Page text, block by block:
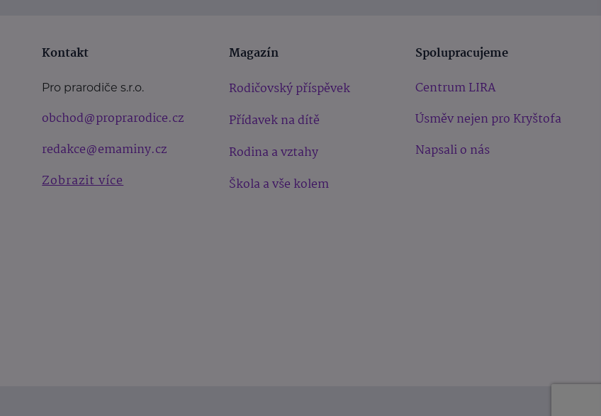
Kontakt
Pro prarodiče s.r.o.
obchod@proprarodice.cz
redakce@emaminy.cz
Zobrazit více
Magazín
Rodičovský příspěvek
Přídavek na dítě
Rodina a vztahy
Škola a vše kolem
Spolupracujeme
Centrum LIRA
Úsměv nejen pro Kryštofa
Napsali o nás